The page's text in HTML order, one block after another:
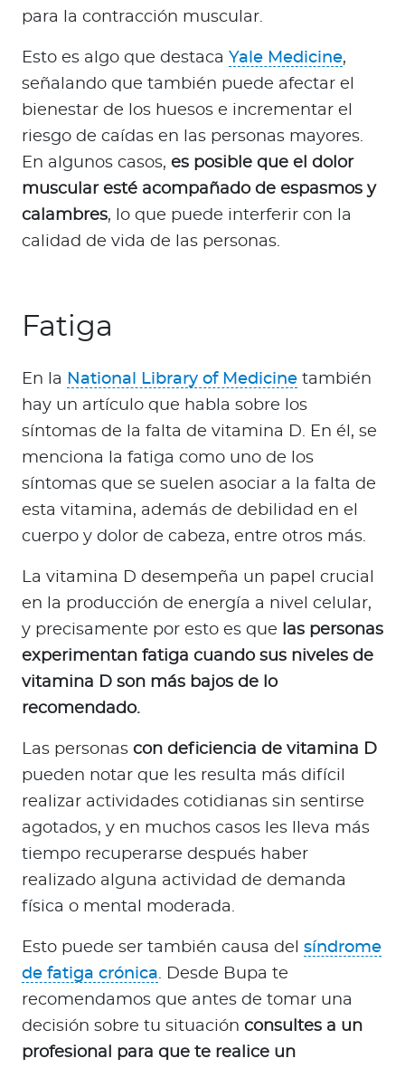
para la contracción muscular.
Esto es algo que destaca Yale Medicine,
señalando que también puede afectar el
bienestar de los huesos e incrementar el
riesgo de caídas en las personas mayores.
En algunos casos, es posible que el dolor
muscular esté acompañado de espasmos y
calambres, lo que puede interferir con la
calidad de vida de las personas.
Fatiga
En la National Library of Medicine también
hay un artículo que habla sobre los
síntomas de la falta de vitamina D. En él, se
menciona la fatiga como uno de los
síntomas que se suelen asociar a la falta de
esta vitamina, además de debilidad en el
cuerpo y dolor de cabeza, entre otros más.
La vitamina D desempeña un papel crucial
en la producción de energía a nivel celular,
y precisamente por esto es que
las personas
experimentan fatiga cuando sus niveles de
vitamina D son más bajos de lo
recomendado.
Las personas con deficiencia de vitamina D
pueden notar que les resulta más difícil
realizar actividades cotidianas sin sentirse
agotados, y en muchos casos les lleva más
tiempo recuperarse después haber
realizado alguna actividad de demanda
física o mental moderada.
Esto puede ser también causa del síndrome
de fatiga crónica. Desde Bupa te
recomendamos que antes de tomar una
decisión sobre tu situación consultes a un
profesional para que te realice un